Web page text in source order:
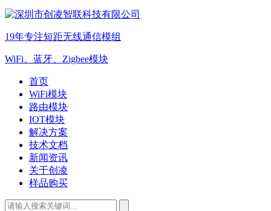
19年专注短距无线通信模组
WiFi、蓝牙、Zigbee模块
首页
WiFi模块
路由模块
IOT模块
解决方案
技术文档
新闻资讯
关于创凌
样品购买